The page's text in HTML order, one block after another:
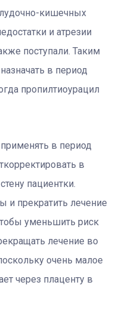
кишечных
и атрезии
поступали. Таким
в период
пропилтиоурацил
в период
в
пациентки.
и прекратить лечение
уменьшить риск
лечение во
очень малое
через плаценту в